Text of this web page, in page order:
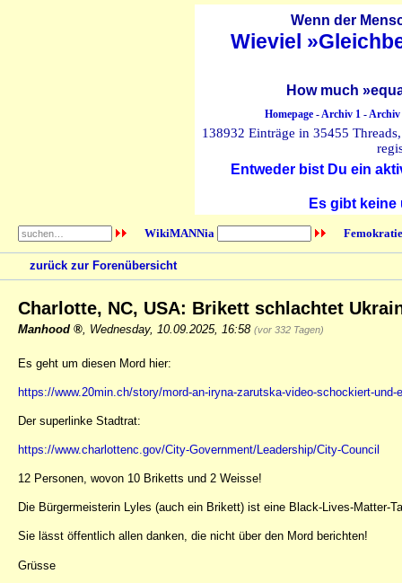
Wenn der
Wieviel
How much
Homepage-Archiv 1-Archiv
138932 Einträge in 35455
Entweder bist Du ein
Es gibt
WikiMANNia
zurück zur Forenübersicht
Charlotte, NC, USA: Brikett schlachtet
Manhood Wednesday, 10.09.2025, 16:58 (vor 332 Tagen)
Es geht um diesen Mord hier:
https://www.20min.ch/story/mord-an-iryna-zarutska-video-schockiert-
Der superlinke Stadtrat:
https://www.charlottenc.gov/City-Government/Leadership/City-Council
12 Personen, wovon 10 Briketts und 2 Weisse!
Die Bürgermeisterin Lyles (auch ein Brikett) ist eine Black-Lives-Matter-
Sie lässt öffentlich allen danken, die nicht über den Mord berichten!
Grüsse